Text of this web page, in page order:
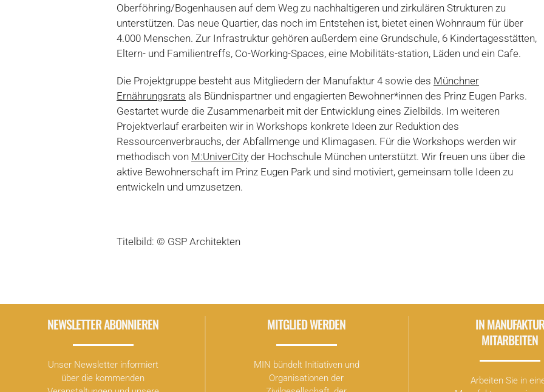
Oberföhring/Bogenhausen auf dem Weg zu nachhaltigeren und zirkulären Strukturen zu
unterstützen. Das neue Quartier, das noch im Entstehen ist, bietet einen Wohnraum für über
4.000 Menschen. Zur Infrastruktur gehören außerdem eine Grundschule, 6 Kindertagesstätten,
Eltern- und Familientreffs, Co-Working-Spaces, eine Mobilitäts-station, Läden und ein Cafe.
Die Projektgruppe besteht aus Mitgliedern der Manufaktur 4 sowie des Münchner
Ernährungsrats als Bündnispartner und engagierten Bewohner*innen des Prinz Eugen Parks.
Gestartet wurde die Zusammenarbeit mit der Entwicklung eines Zielbilds. Im weiteren
Projektverlauf erarbeiten wir in Workshops konkrete Ideen zur Reduktion des
Ressourcenverbrauchs, der Abfallmenge und Klimagasen. Für die Workshops werden wir
methodisch von M:UniverCity der Hochschule München unterstützt. Wir freuen uns über die
aktive Bewohnerschaft im Prinz Eugen Park und sind motiviert, gemeinsam tolle Ideen zu
entwickeln und umzusetzen.
Titelbild: © GSP Architekten
NEWSLETTER ABONNIEREN
Unser Newsletter informiert
über die kommenden
MITGLIED WERDEN
MIN bündelt Initiativen und
Organisationen der
IN MANUFAKTUR
MITARBEITEN
Arbeiten Sie in